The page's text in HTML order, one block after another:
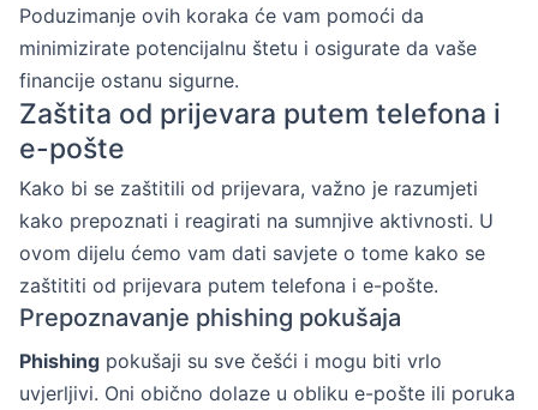
Poduzimanje ovih koraka će vam pomoći da
minimizirate potencijalnu štetu i osigurate da vaše
financije ostanu sigurne.
Zaštita od prijevara putem telefona i
e-pošte
Kako bi se zaštitili od prijevara, važno je razumjeti
kako prepoznati i reagirati na sumnjive aktivnosti. U
ovom dijelu ćemo vam dati savjete o tome kako se
zaštititi od prijevara putem telefona i e-pošte.
Prepoznavanje phishing pokušaja
Phishing pokušaji su sve češći i mogu biti vrlo
uvjerljivi. Oni obično dolaze u obliku e-pošte ili poruka